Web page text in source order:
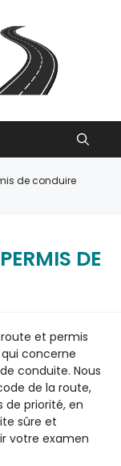
de conduire
DE
et permis
concerne
conduite. Nous
de la route,
de priorité, en
sûre et
votre examen